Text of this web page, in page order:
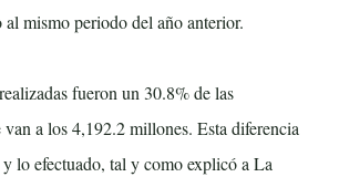
al mismo periodo del año anterior.
fueron un 30.8% de las
van a los 4,192.2 millones. Esta diferencia
lo efectuado, tal y como explicó a La